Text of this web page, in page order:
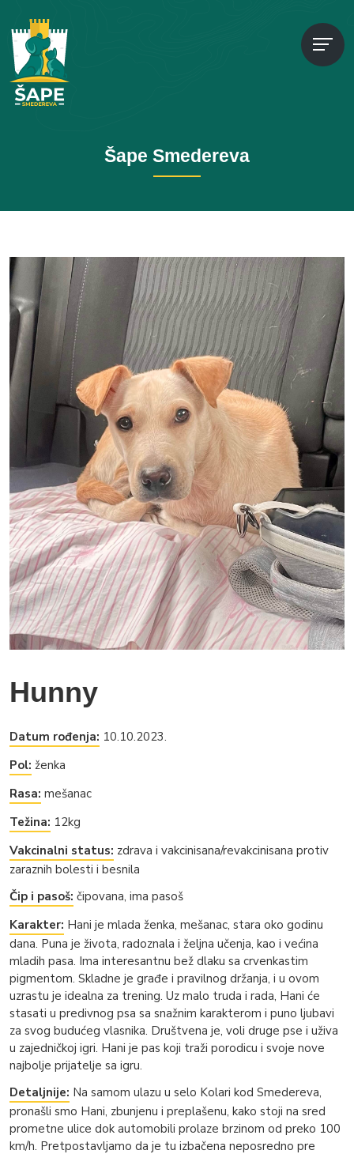
Šape Smedereva
Hunny
Datum rođenja: 10.10.2023.
Pol: ženka
Rasa: mešanac
Težina: 12kg
Vakcinalni status: zdrava i vakcinisana/revakcinisana protiv
zaraznih bolesti i besnila
Čip i pasoš: čipovana, ima pasoš
Karakter: Hani je mlada ženka, mešanac, stara oko godinu
dana. Puna je života, radoznala i željna učenja, kao i većina
mladih pasa. Ima interesantnu bež dlaku sa crvenkastim
pigmentom. Skladne je građe i pravilnog držanja, i u ovom
uzrastu je idealna za trening. Uz malo truda i rada, Hani će
stasati u predivnog psa sa snažnim karakterom i puno ljubavi
za svog budućeg vlasnika. Društvena je, voli druge pse i uživa
u zajedničkoj igri. Hani je pas koji traži porodicu i svoje nove
najbolje prijatelje sa igru.
Detaljnije: Na samom ulazu u selo Kolari kod Smedereva,
pronašli smo Hani, zbunjenu i preplašenu, kako stoji na sred
prometne ulice dok automobili prolaze brzinom od preko 100
km/h. Pretpostavljamo da je tu izbačena neposredno pre